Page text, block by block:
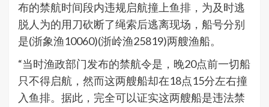
布的禁航时间段内违规启航撞上鱼排，为及时逃
脱人为的用刀砍断了绳索后逃离现场，船号分别
是(浙象渔10060)(浙岭渔25819)两艘渔船。
“当时渔政部门发布的禁航令是，晚20点前一切船
只不得启航，然而这两艘船却在18点15分左右撞
入鱼排。据此，完全可以证实这两艘船是违法禁